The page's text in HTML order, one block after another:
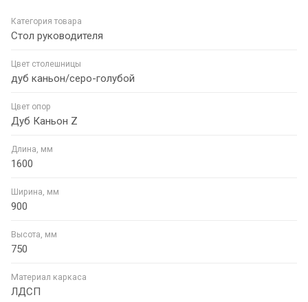
Категория товара
Стол руководителя
Цвет столешницы
дуб каньон/серо-голубой
Цвет опор
Дуб Каньон Z
Длина, мм
1600
Ширина, мм
900
Высота, мм
750
Материал каркаса
ЛДСП